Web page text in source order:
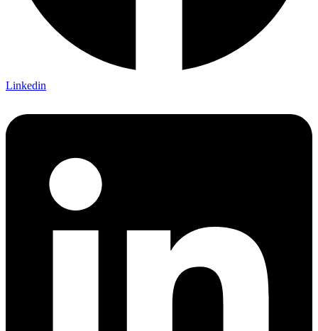
Linkedin